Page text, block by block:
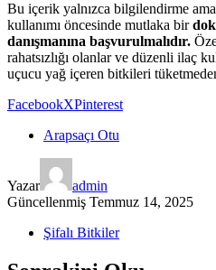
Bu içerik yalnızca bilgilendirme
kullanımı öncesinde mutlaka bir
danışmanına başvurulmalıdır.
rahatsızlığı olanlar ve düzenli ilaç
uçucu yağ içeren bitkileri
FacebookXPinterest
Arapsaçı Otu
Yazar
admin
Güncellenmiş Temmuz 14, 2025
Şifalı Bitkiler